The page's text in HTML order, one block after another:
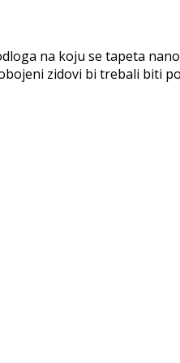
na koju se tapeta
zidovi bi trebali biti